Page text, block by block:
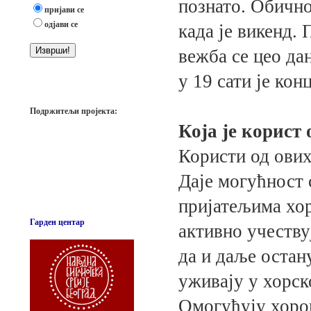
пријави се
одјави се
Подржитељи пројекта:
Гарден центар
познато.
када је викенд.
вежба се цео
у 19 сати је
Која је
Користи од
Даје
пријатељима
активно
да и даље
уживају у
Омогућују